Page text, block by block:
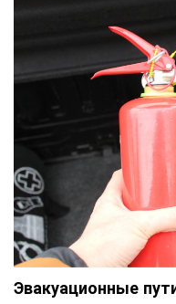
Эвакуационные